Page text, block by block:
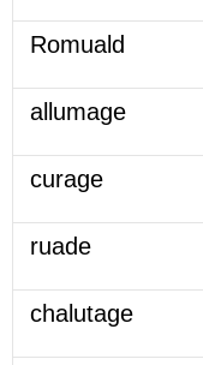
Romuald
allumage
curage
ruade
chalutage